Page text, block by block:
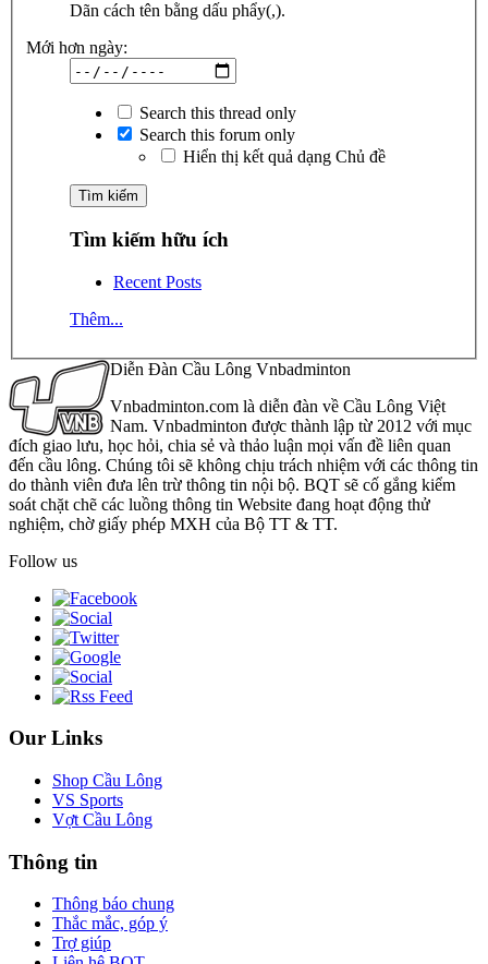
Dãn cách tên bằng dấu phẩy(,).
Mới hơn ngày:
Search this thread only
Search this forum only
Hiển thị kết quả dạng Chủ đề
Tìm kiếm hữu ích
Recent Posts
Thêm...
Diễn Đàn Cầu Lông Vnbadminton
Vnbadminton.com là diễn đàn về Cầu Lông Việt
Nam. Vnbadminton được thành lập từ 2012 với mục
đích giao lưu, học hỏi, chia sẻ và thảo luận mọi vấn đề liên quan
đến cầu lông. Chúng tôi sẽ không chịu trách nhiệm với các thông tin
do thành viên đưa lên trừ thông tin nội bộ. BQT sẽ cố gắng kiểm
soát chặt chẽ các luồng thông tin Website đang hoạt động thử
nghiệm, chờ giấy phép MXH của Bộ TT & TT.
Follow us
Our Links
Shop Cầu Lông
VS Sports
Vợt Cầu Lông
Thông tin
Thông báo chung
Thắc mắc, góp ý
Trợ giúp